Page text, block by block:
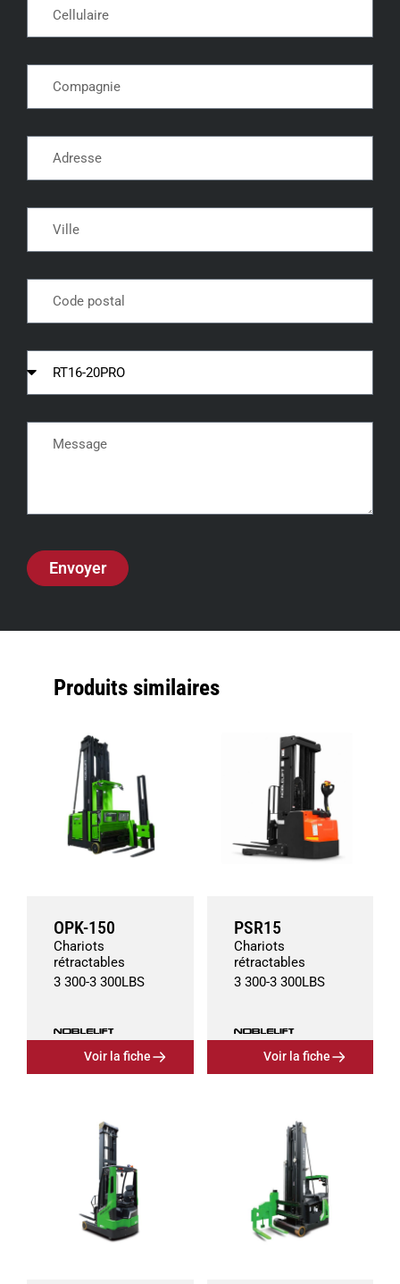
Envoyer
Produits similaires
OPK-150
Chariots
rétractables
3 300-3 300LBS
Voir la fiche
PSR15
Chariots
rétractables
3 300-3 300LBS
Voir la fiche